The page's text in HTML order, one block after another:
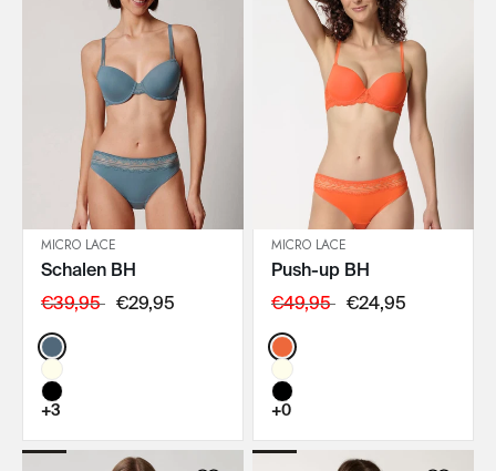
IN DEN WARENKORB
MICRO LACE
Schalen BH
€39,95 €29,95
Color:
+3
IN DEN WARENKORB
MICRO LACE
Push-up BH
€49,95 €24,95
Color:
+0